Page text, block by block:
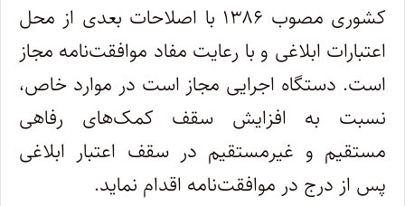
کشوری مصوب ۱۳۸۶ با اصلاحات بعدی از محل
اعتبارات ابلاغی و با رعایت مفاد موافقت‌نامه مجاز
است. دستگاه اجرایی مجاز است در موارد خاص،
نسبت به افزایش سقف کمک‌های رفاهی
مستقیم و غیرمستقیم در سقف اعتبار ابلاغی
پس از درج در موافقت‌نامه اقدام نماید.